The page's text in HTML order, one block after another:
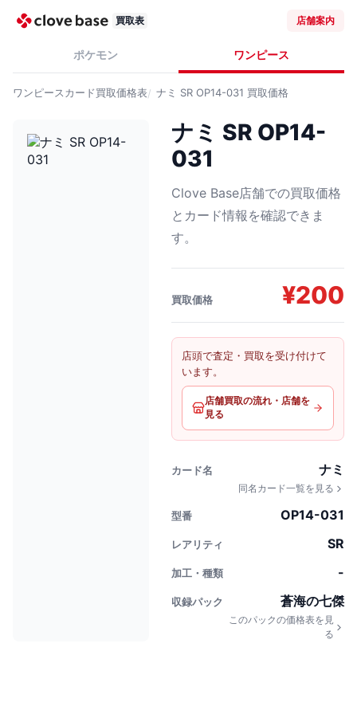
買取表 店舗案内
ポケモン ワンピース
ワンピースカード買取価格表 ナミ SR OP14-031 買取価格
ナミ SR OP14-
031
Clove Base店舗での買取価格
とカード情報を確認できま
す。
買取価格 ¥200
店頭で査定・買取を受け付けて
います。
店舗買取の流れ・店舗を
見る
カード名 ナミ
同名カード一覧を見る
型番 OP14-031
レアリティ SR
加工・種類 -
収録パック 蒼海の七傑
このパックの価格表を見
る